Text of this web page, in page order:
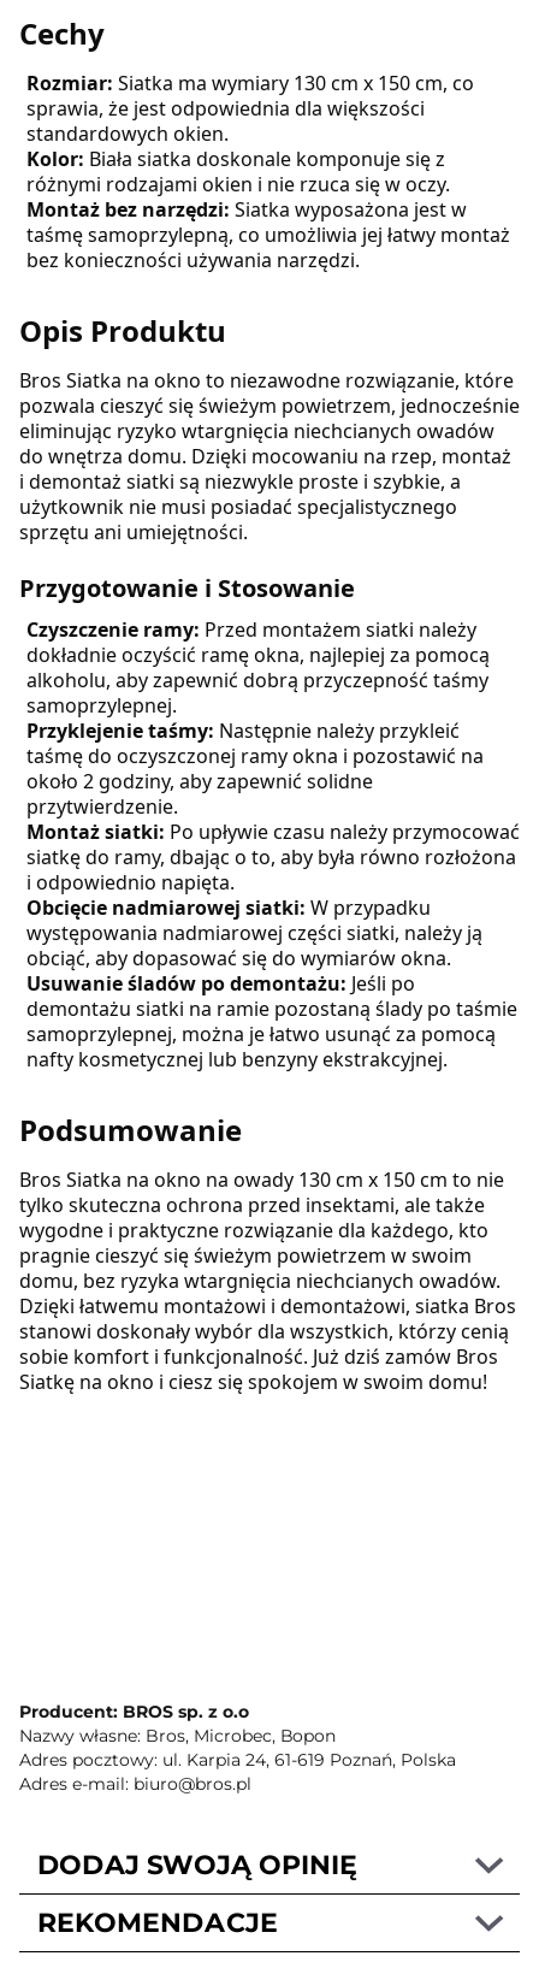
Cechy
Rozmiar: Siatka ma wymiary 130 cm x 150 cm, co
sprawia, że jest odpowiednia dla większości
standardowych okien.
Kolor: Biała siatka doskonale komponuje się z
różnymi rodzajami okien i nie rzuca się w oczy.
Montaż bez narzędzi: Siatka wyposażona jest w
taśmę samoprzylepną, co umożliwia jej łatwy montaż
bez konieczności używania narzędzi.
Opis Produktu
Bros Siatka na okno to niezawodne rozwiązanie, które
pozwala cieszyć się świeżym powietrzem, jednocześnie
eliminując ryzyko wtargnięcia niechcianych owadów
do wnętrza domu. Dzięki mocowaniu na rzep, montaż
i demontaż siatki są niezwykle proste i szybkie, a
użytkownik nie musi posiadać specjalistycznego
sprzętu ani umiejętności.
Przygotowanie i Stosowanie
Czyszczenie ramy: Przed montażem siatki należy
dokładnie oczyścić ramę okna, najlepiej za pomocą
alkoholu, aby zapewnić dobrą przyczepność taśmy
samoprzylepnej.
Przyklejenie taśmy: Następnie należy przykleić
taśmę do oczyszczonej ramy okna i pozostawić na
około 2 godziny, aby zapewnić solidne
przytwierdzenie.
Montaż siatki: Po upływie czasu należy przymocować
siatkę do ramy, dbając o to, aby była równo rozłożona
i odpowiednio napięta.
Obcięcie nadmiarowej siatki: W przypadku
występowania nadmiarowej części siatki, należy ją
obciąć, aby dopasować się do wymiarów okna.
Usuwanie śladów po demontażu: Jeśli po
demontażu siatki na ramie pozostaną ślady po taśmie
samoprzylepnej, można je łatwo usunąć za pomocą
nafty kosmetycznej lub benzyny ekstrakcyjnej.
Podsumowanie
Bros Siatka na okno na owady 130 cm x 150 cm to nie
tylko skuteczna ochrona przed insektami, ale także
wygodne i praktyczne rozwiązanie dla każdego, kto
pragnie cieszyć się świeżym powietrzem w swoim
domu, bez ryzyka wtargnięcia niechcianych owadów.
Dzięki łatwemu montażowi i demontażowi, siatka Bros
stanowi doskonały wybór dla wszystkich, którzy cenią
sobie komfort i funkcjonalność. Już dziś zamów Bros
Siatkę na okno i ciesz się spokojem w swoim domu!
Producent: BROS sp. z o.o
Nazwy własne: Bros, Microbec, Bopon
Adres pocztowy: ul. Karpia 24, 61-619 Poznań, Polska
Adres e-mail: biuro@bros.pl
DODAJ SWOJĄ OPINIĘ
REKOMENDACJE